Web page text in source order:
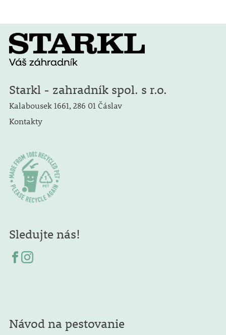
Starkl - zahradník spol. s r.o.
Kalabousek 1661, 286 01 Čáslav
Kontakty
Sledujte nás!
Návod na pestovanie